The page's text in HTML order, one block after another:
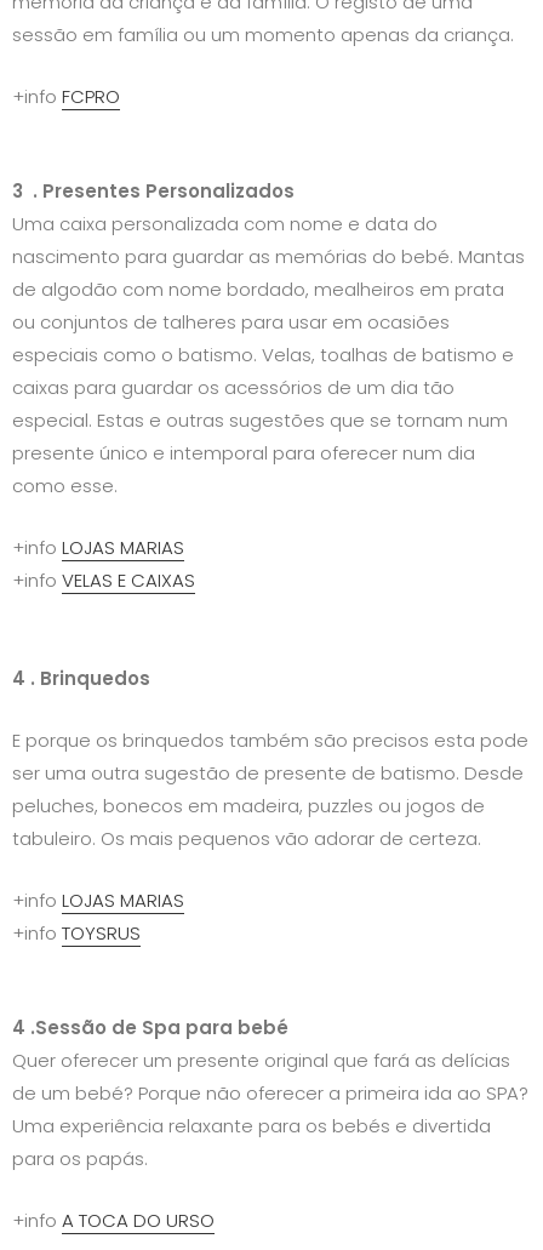
sessão em família ou um momento apenas da criança.
+info FCPRO
3 . Presentes Personalizados
Uma caixa personalizada com nome e data do
nascimento para guardar as memórias do bebé. Mantas
de algodão com nome bordado, mealheiros em prata
ou conjuntos de talheres para usar em ocasiões
especiais como o batismo. Velas, toalhas de batismo e
caixas para guardar os acessórios de um dia tão
especial. Estas e outras sugestões que se tornam num
presente único e intemporal para oferecer num dia
como esse.
+info LOJAS MARIAS
+info VELAS E CAIXAS
4 . Brinquedos
E porque os brinquedos também são precisos esta pode
ser uma outra sugestão de presente de batismo. Desde
peluches, bonecos em madeira, puzzles ou jogos de
tabuleiro. Os mais pequenos vão adorar de certeza.
+info LOJAS MARIAS
+info TOYSRUS
4 .Sessão de Spa para bebé
Quer oferecer um presente original que fará as delícias
de um bebé? Porque não oferecer a primeira ida ao SPA?
Uma experiência relaxante para os bebés e divertida
para os papás.
+info A TOCA DO URSO